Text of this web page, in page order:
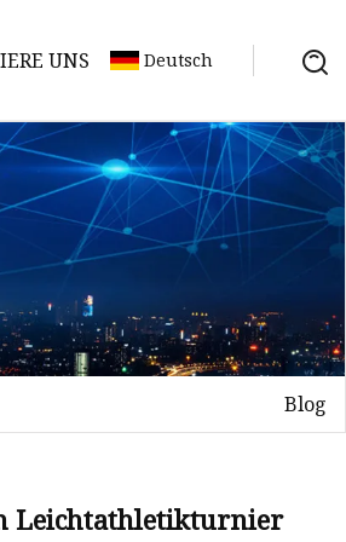
UNS Deutsch
Blog
Leichtathletikturnier